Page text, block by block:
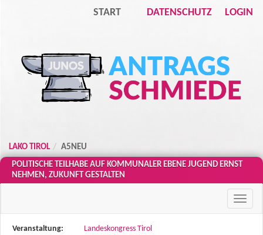
START DATENSCHUTZ LOGIN
Startseite
LAKO TIROL
A5NEU
POLITISCHE TEILHABE AUF KOMMUNALER EBENE JUGEND ERNST
NEHMEN, ZUKUNFT GESTALTEN
Diese
Veranstaltung:
Landeskongress Tirol